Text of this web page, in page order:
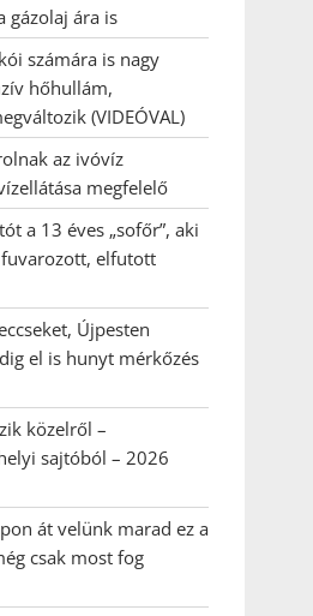
gázolaj ára is
számára is nagy
hőhullám,
(VIDEÓVAL)
az ivóvíz
megfelelő
a 13 éves „sofőr”, aki
elfutott
Újpesten
el is hunyt mérkőzés
közelről –
sajtóból – 2026
át velünk marad ez a
csak most fog